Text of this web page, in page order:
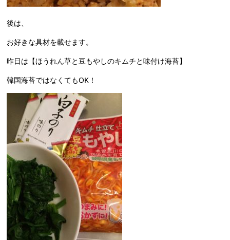
後は、
お好きな具材を載せます。
昨日は【ほうれん草と豆もやしのキムチと味付け海苔】
韓国海苔ではなくてもOK！